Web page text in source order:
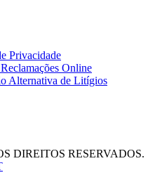
Privacidade
Online
Alternativa de Litígios
DIREITOS RESERVADOS.